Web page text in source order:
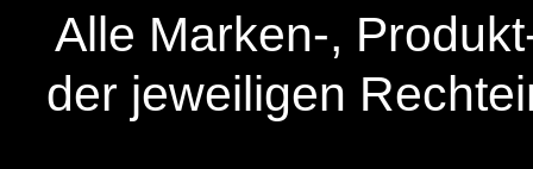
Alle Marken-,
der jeweiligen